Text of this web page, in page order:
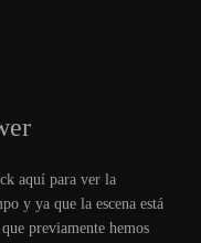
aquí para ver la
y ya que la escena está
previamente hemos